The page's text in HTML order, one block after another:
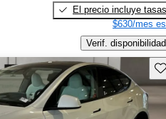
El precio incluye tasas
$630/mes
Verif. disponibilidad